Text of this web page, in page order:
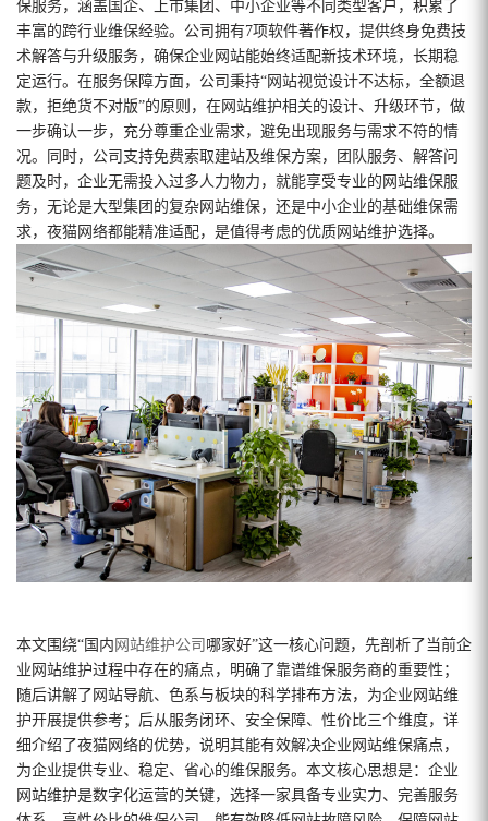
保服务，涵盖国企、上市集团、中小企业等不同类型客户，积累了
丰富的跨行业维保经验。公司拥有7项软件著作权，提供终身免费技
术解答与升级服务，确保企业网站能始终适配新技术环境，长期稳
定运行。在服务保障方面，公司秉持“网站视觉设计不达标，全额退
款，拒绝货不对版”的原则，在网站维护相关的设计、升级环节，做
一步确认一步，充分尊重企业需求，避免出现服务与需求不符的情
况。同时，公司支持免费索取建站及维保方案，团队服务、解答问
题及时，企业无需投入过多人力物力，就能享受专业的网站维保服
务，无论是大型集团的复杂网站维保，还是中小企业的基础维保需
求，夜猫网络都能精准适配，是值得考虑的优质网站维护选择。
本文围绕“国内 网站维护公司 哪家好”这一核心问题，先剖析了当前企
业网站维护过程中存在的痛点，明确了靠谱维保服务商的重要性；
随后讲解了网站导航、色系与板块的科学排布方法，为企业网站维
护开展提供参考；后从服务闭环、安全保障、性价比三个维度，详
细介绍了夜猫网络的优势，说明其能有效解决企业网站维保痛点，
为企业提供专业、稳定、省心的维保服务。本文核心思想是：企业
网站维护是数字化运营的关键，选择一家具备专业实力、完善服务